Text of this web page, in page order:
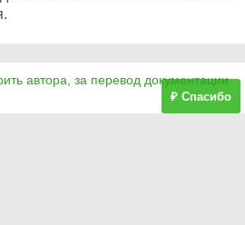
автора, за перевод документации
₽ Спасибо